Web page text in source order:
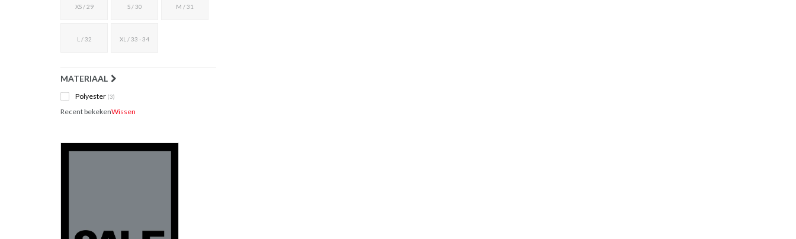
XS / 29 S / 30 M / 31
L / 32 XL / 33 - 34
MATERIAAL
Polyester (3)
Recent bekekenWissen